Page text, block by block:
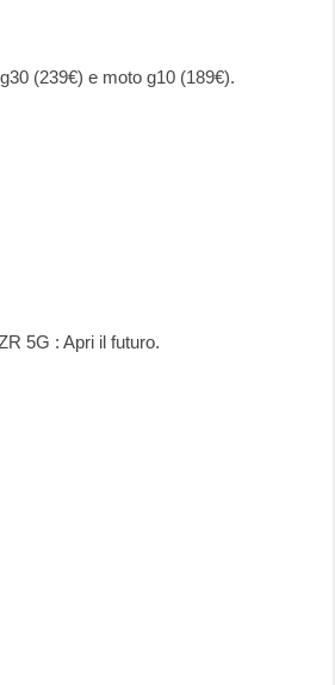
(239€) e moto g10 (189€).
5G : Apri il futuro.